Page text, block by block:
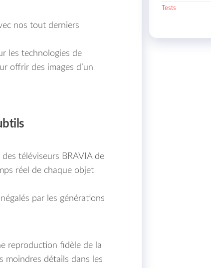
nos tout derniers
les technologies de
offrir des images d’un
téléviseurs BRAVIA de
réel de chaque objet
par les générations
reproduction fidèle de la
moindres détails dans les
Tests